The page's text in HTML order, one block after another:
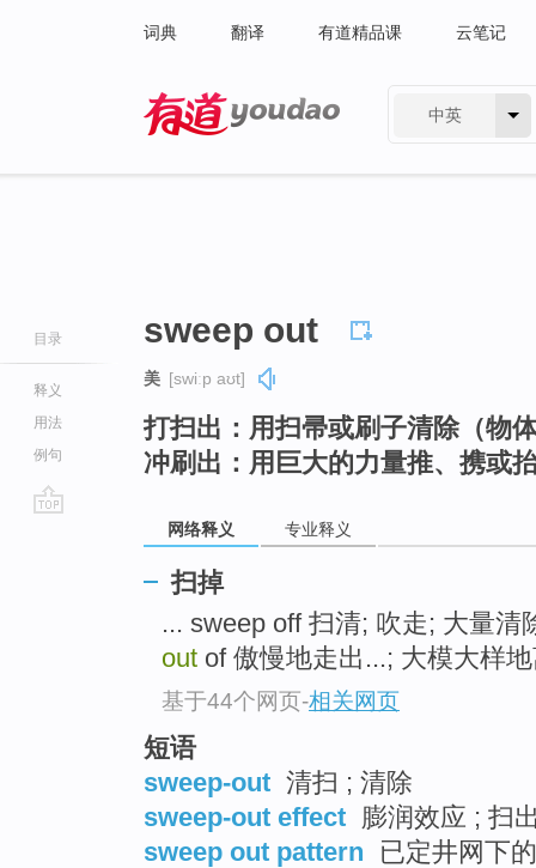
词典 翻译 有道精品课 云笔记
中英
目录
释义
用法
例句
sweep out
美 [swiːp aʊt]
打扫出：用扫帚或刷子清除（物
冲刷出：用巨大的力量推、携或
网络释义 专业释义
扫掉
... sweep off 扫清; 吹走; 大量清
out of 傲慢地走出...; 大模大样
基于44个网页-相关网页
短语
sweep-out 清扫 ; 清除
sweep-out effect 膨润效应 ; 扫
sweep out pattern
已定井网下